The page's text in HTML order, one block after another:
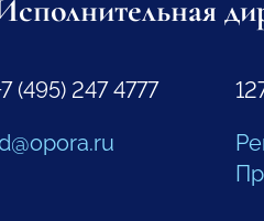
(495) 247 4777